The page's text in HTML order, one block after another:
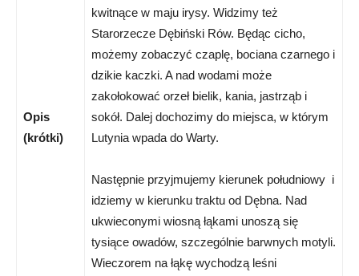
Opis
(krótki)
kwitnące w maju irysy. Widzimy też
Starorzecze Dębiński Rów. Będąc cicho,
możemy zobaczyć czaplę, bociana czarnego i
dzikie kaczki. A nad wodami może
zakołokować orzeł bielik, kania, jastrząb i
sokół. Dalej dochozimy do miejsca, w którym
Lutynia wpada do Warty.
Następnie przyjmujemy kierunek południowy i
idziemy w kierunku traktu od Dębna. Nad
ukwieconymi wiosną łąkami unoszą się
tysiące owadów, szczególnie barwnych motyli.
Wieczorem na łąkę wychodzą leśni